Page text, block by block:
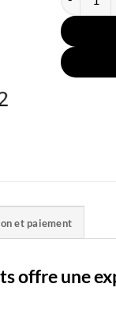
et paiement
offre une